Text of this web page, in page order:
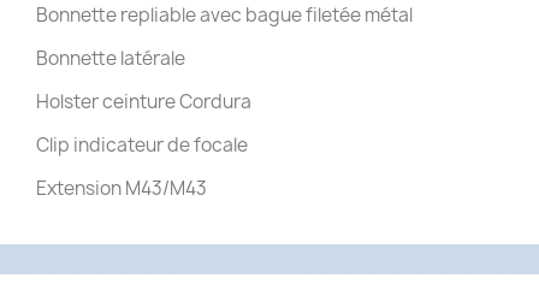
Bonnette repliable avec bague filetée métal
Bonnette latérale
Holster ceinture Cordura
Clip indicateur de focale
Extension M43/M43